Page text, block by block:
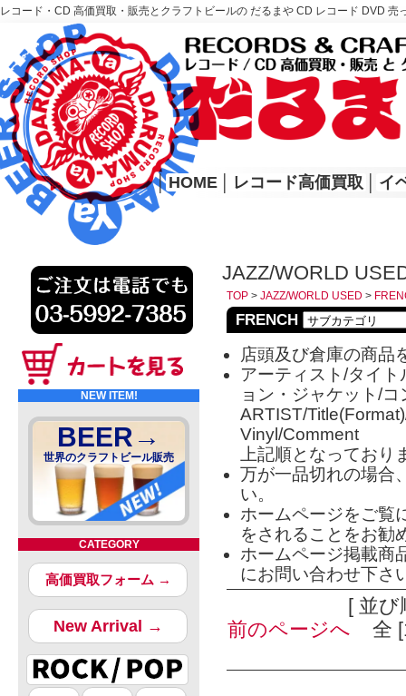
レコード・CD 高価買取・販売とクラフトビールの だるまや CD レコード DVD
レコード高価買取はこちら
HOME
│ HOME レコード高価買取 イ
NEW ITEM!
BEER→
世界のクラフトビール販売
CATEGORY
高価買取フォーム →
New Arrival →
JAZZ/WORLD
TOP > JAZZ/WORLD USED >
FRENCH
店頭及び倉庫の商品
アーティスト/タイ
ョン・ジャケット/
ARTIST/
Vinyl/Comment
上記順となっており
万が一品切れの場合
い。
ホームページをご覧
をされることをお勧
ホームページ掲載商
にお問い合わせ下さ
[ 並
前のページへ 全